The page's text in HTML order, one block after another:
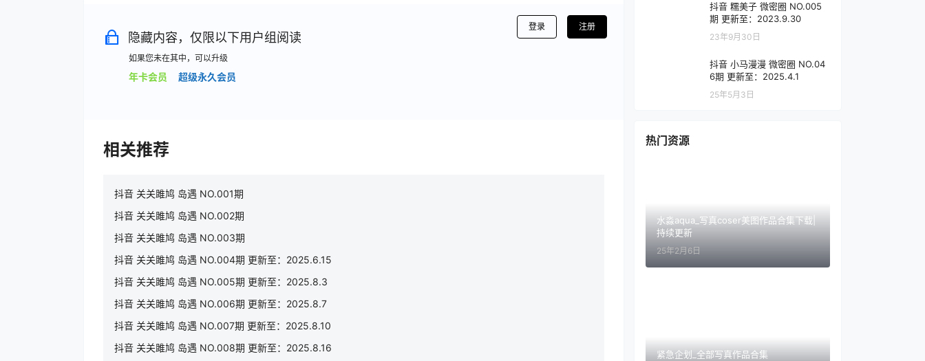
隐藏内容，仅限以下用户组阅读
如果您未在其中，可以升级
年卡会员 超级永久会员
登录 注册
相关推荐
抖音 关关雎鸠 岛遇 NO.001期
抖音 关关雎鸠 岛遇 NO.002期
抖音 关关雎鸠 岛遇 NO.003期
抖音 关关雎鸠 岛遇 NO.004期 更新至：2025.6.15
抖音 关关雎鸠 岛遇 NO.005期 更新至：2025.8.3
抖音 关关雎鸠 岛遇 NO.006期 更新至：2025.8.7
抖音 关关雎鸠 岛遇 NO.007期 更新至：2025.8.10
抖音 关关雎鸠 岛遇 NO.008期 更新至：2025.8.16
抖音 糯美子 微密圈 NO.005
期 更新至：2023.9.30
23年9月30日
抖音 小马漫漫 微密圈 NO.04
6期 更新至：2025.4.1
25年5月3日
热门资源
水淼aqua_写真coser美图作品合集下载|
持续更新
25年2月6日
紧急企划_全部写真作品合集